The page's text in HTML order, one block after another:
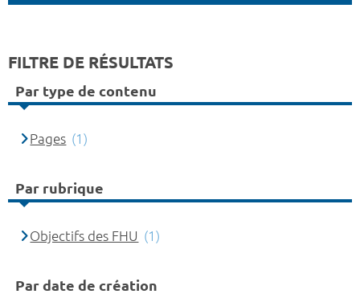
FILTRE DE RÉSULTATS
Par type de contenu
Pages (1)
Par rubrique
Objectifs des FHU (1)
Par date de création